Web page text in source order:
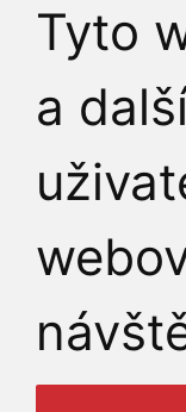
Tyto
a